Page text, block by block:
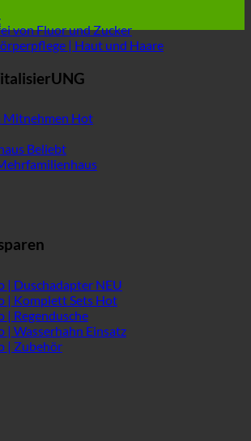
von Fluor und Zucker
| Haut und Haare
Mitnehmen
| Duschadapter
| Komplett Sets
| Regendusche
| Wasserhahn Einsatz
| Zubehör